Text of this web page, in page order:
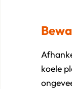
koele